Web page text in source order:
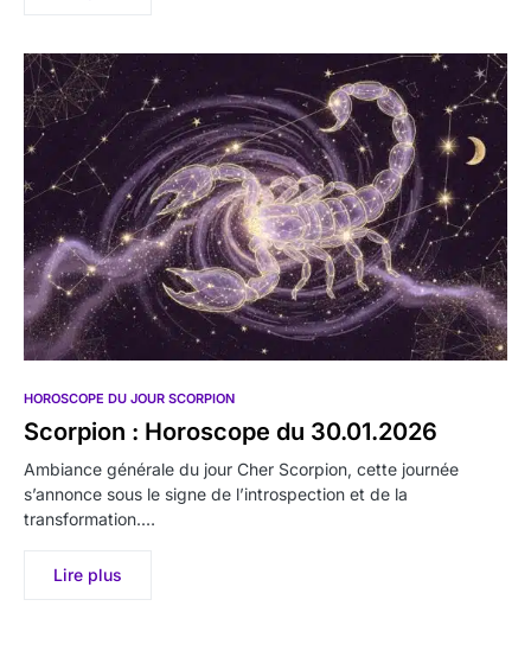
HOROSCOPE DU JOUR SCORPION
Scorpion : Horoscope du 30.01.2026
Ambiance générale du jour Cher Scorpion, cette journée
s’annonce sous le signe de l’introspection et de la
transformation.…
Lire plus